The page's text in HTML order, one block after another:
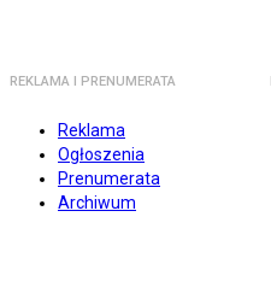
REKLAMA I PRENUMERATA
Reklama
Ogłoszenia
Prenumerata
Archiwum